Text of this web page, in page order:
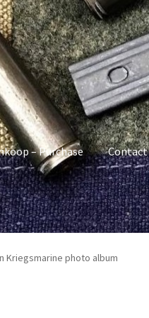
– Purchase Contact
Kriegsmarine photo album